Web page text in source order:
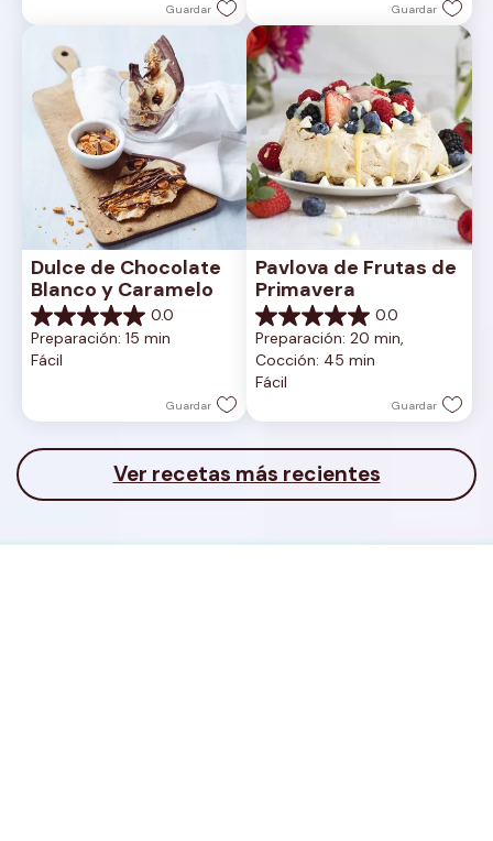
Guardar Guardar
Dulce de Chocolate
Blanco y Caramelo
0.0
0.0
de
5
Preparación: 15 min
Fácil
Guardar
Pavlova de Frutas de
Primavera
0.0
0.0
de
5
estrellas.
Preparación: 20 min,
Cocción: 45 min
Fácil
Guardar
Ver recetas más recientes